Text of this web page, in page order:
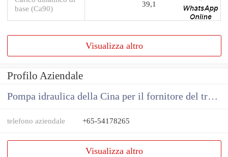
base (Ca90)
39,1
Visualizza altro
Profilo Aziendale
Pompa idraulica della Cina per il fornitore del trattore
telefono aziendale +65-54178265
Visualizza altro